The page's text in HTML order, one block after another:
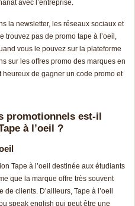
avec l’entreprise.
la newsletter, les réseaux sociaux et
trouvez pas de promo tape à l’oeil,
vous le pouvez sur la plateforme
sur les offres promo des marques en
de gagner un code promo et
promotionnels est-il
à l’oeil ?
Tape à l’oeil destinée aux étudiants
que la marque offre très souvent
clients. D’ailleurs, Tape à l’oeil
speak english qui peut être une